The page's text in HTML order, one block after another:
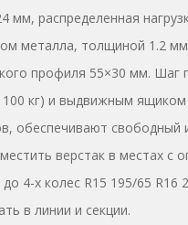
распределенная
металла, толщиной 1.2 мм
профиля 55×30 мм. Шаг
кг) и выдвижным ящиком
свободный
верстак в местах с
4-х колес R15 195/65 R16
в линии и секции.